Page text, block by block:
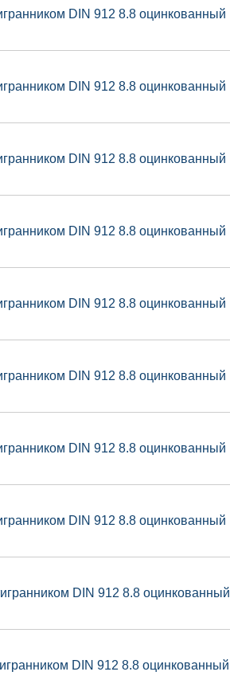
DIN 912 8.8 оцинкованный
DIN 912 8.8 оцинкованный
DIN 912 8.8 оцинкованный
DIN 912 8.8 оцинкованный
DIN 912 8.8 оцинкованный
DIN 912 8.8 оцинкованный
DIN 912 8.8 оцинкованный
DIN 912 8.8 оцинкованный
DIN 912 8.8 оцинкованный
DIN 912 8.8 оцинкованный